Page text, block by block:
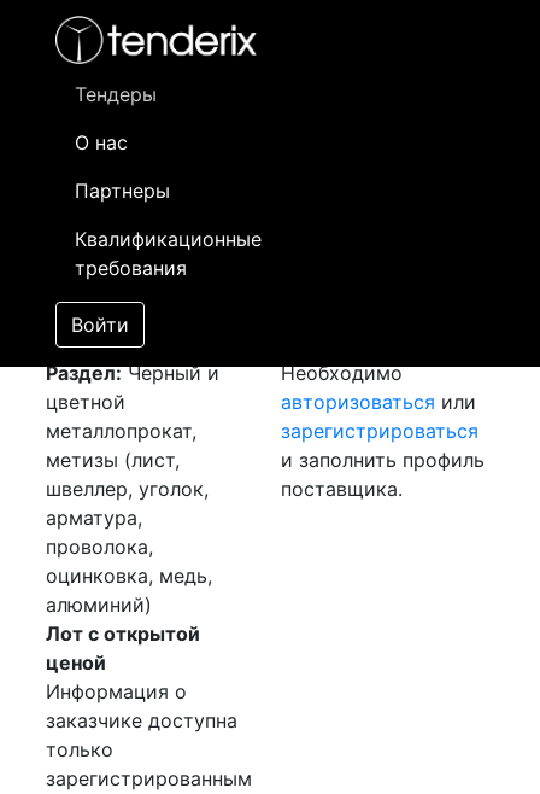
Тендеры
О нас
Партнеры
Квалификационные
требования
Войти
- активный лот
- сохраненный лот (не опубликован)
Закупка: Швеллер
[Завершен]
Лот №:
АУКЦИОН (покупка
товара)
Раздел:Черный и
цветной
металлопрокат,
метизы (лист,
швеллер, уголок,
арматура,
проволока,
оцинковка, медь,
алюминий)
Лот с открытой
ценой
Информация о
заказчике доступна
только
зарегистрированным
Необходимо
авторизоваться или
зарегистрироваться
и заполнить профиль
поставщика.